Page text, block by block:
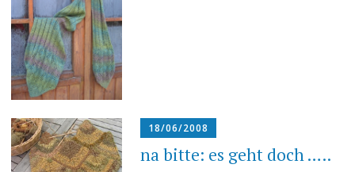
18/06/2008
na bitte: es geht doch …..